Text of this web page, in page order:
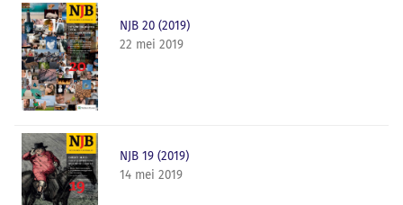
NJB 20 (2019)
22 mei 2019
NJB 19 (2019)
14 mei 2019